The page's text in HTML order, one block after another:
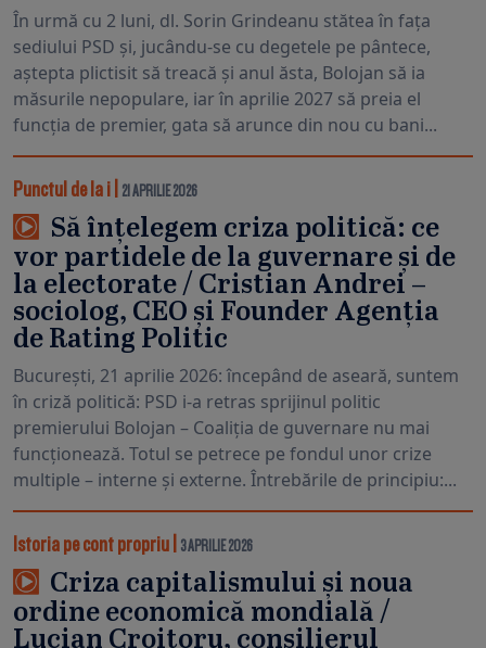
În urmă cu 2 luni, dl. Sorin Grindeanu stătea în fața
sediului PSD și, jucându-se cu degetele pe pântece,
aștepta plictisit să treacă și anul ăsta, Bolojan să ia
măsurile nepopulare, iar în aprilie 2027 să preia el
funcția de premier, gata să arunce din nou cu bani...
Punctul de la i 21 APRILIE 2026
Să înțelegem criza politică: ce
vor partidele de la guvernare și de
la electorate / Cristian Andrei –
sociolog, CEO și Founder Agenția
de Rating Politic
București, 21 aprilie 2026: începând de aseară, suntem
în criză politică: PSD i-a retras sprijinul politic
premierului Bolojan – Coaliția de guvernare nu mai
funcționează. Totul se petrece pe fondul unor crize
multiple – interne și externe. Întrebările de principiu:...
Istoria pe cont propriu 3 APRILIE 2026
Criza capitalismului și noua
ordine economică mondială /
Lucian Croitoru, consilierul